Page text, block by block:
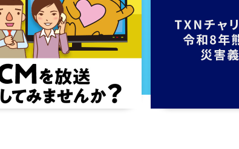
2025年01月21日 放送
第15話